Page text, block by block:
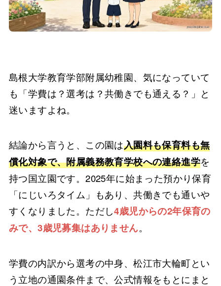
島根大学教育学部附属幼稚園、気になっていて
も「学費は？選考は？共働きでも通える？」と
迷いますよね。
結論から言うと、この園は入園料も保育料も無
償化対象で、附属義務教育学校への連絡進学を
持つ国立園です。2025年に始まった預かり保育
「にじいろタイム」もあり、共働きでも通いや
すくなりました。ただし4歳児からの2年保育の
みで、3歳児募集はありません。
学費の内訳から選考の中身、松江市大輪町とい
う立地の通園条件まで、公式情報をもとにまと